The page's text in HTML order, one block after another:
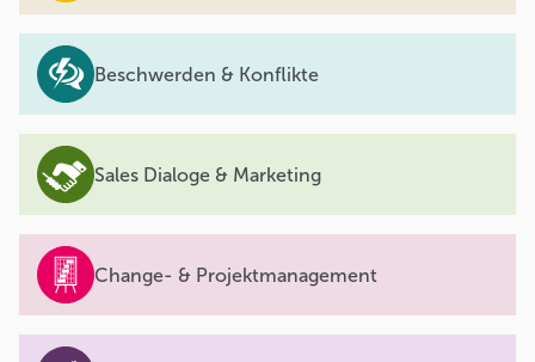
Beschwerden & Konflikte
Sales Dialoge & Marketing
Change- & Projektmanagement